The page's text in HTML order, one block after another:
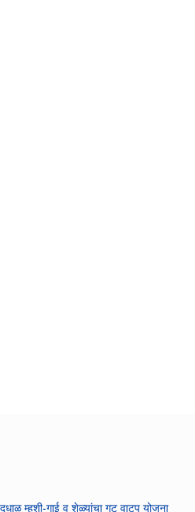
दुधाळ म्हशी-गाई व शेळ्यांचा गट वाटप योजना